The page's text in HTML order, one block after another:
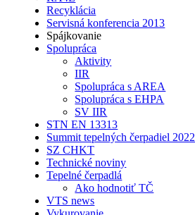
Recyklácia
Servisná konferencia 2013
Spájkovanie
Spolupráca
Aktivity
IIR
Spolupráca s AREA
Spolupráca s EHPA
SV IIR
STN EN 13313
Summit tepelných čerpadiel 2022
SZ CHKT
Technické noviny
Tepelné čerpadlá
Ako hodnotiť TČ
VTS news